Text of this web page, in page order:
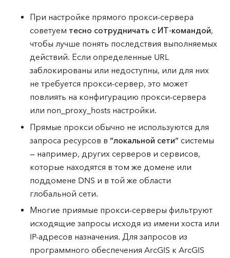
При настройке прямого прокси-сервера
советуем тесно сотрудничать с ИТ-командой,
чтобы лучше понять последствия выполняемых
действий. Если определенные URL
заблокированы или недоступны, или для них
не требуется прокси-сервер, это может
повлиять на конфигурацию прокси-сервера
или non_proxy_hosts настройки.
Прямые прокси обычно не используются для
запроса ресурсов в“локальной сети” системы
— например, других серверов и сервисов,
которые находятся в том же домене или
поддомене DNS и в той же области
глобальной сети.
Многие приямые прокси-серверы фильтруют
исходящие запросы исходя из имени хоста или
IP-адресов назначения. Для запросов из
программного обеспечения ArcGIS к ArcGIS